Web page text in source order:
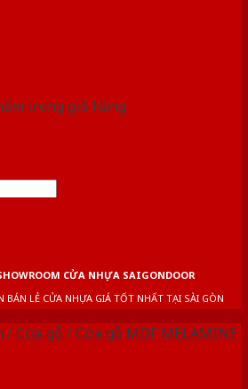
trong giỏ hàng.
CỬA NHỰA SAIGONDOOR
BÁN LẺ CỬA NHỰA GIÁ TỐT NHẤT TẠI SÀI GÒN
/Cửa gỗ /Cửa gỗ MDF MELAMINE